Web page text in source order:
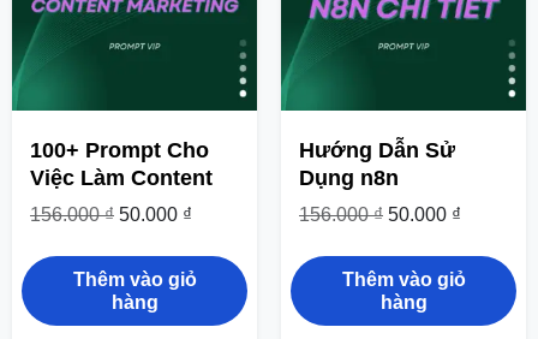
100+ Prompt Cho
Việc Làm Content
156.000₫ 50.000 ₫
Thêm vào giỏ
hàng
Hướng Dẫn Sử
Dụng n8n
156.000₫ 50.000 ₫
Thêm vào giỏ
hàng